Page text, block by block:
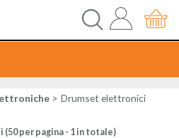
Drumset elettronici
per pagina - 1 in totale)